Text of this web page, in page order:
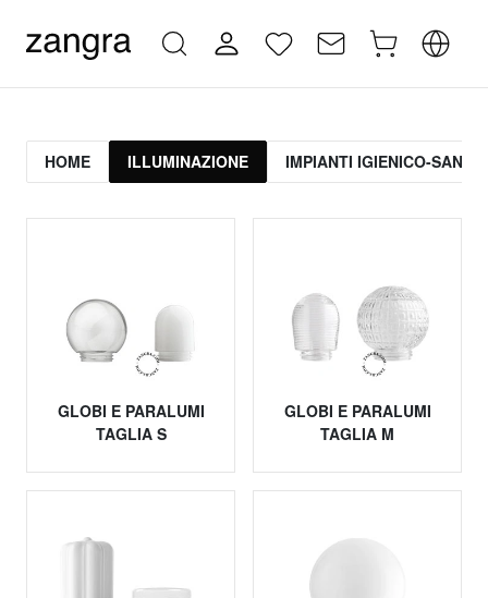
HOME ILLUMINAZIONE IMPIANTI IGIENICO-
GLOBI E PARALUMI
TAGLIA S
GLOBI E PARALUMI
TAGLIA M